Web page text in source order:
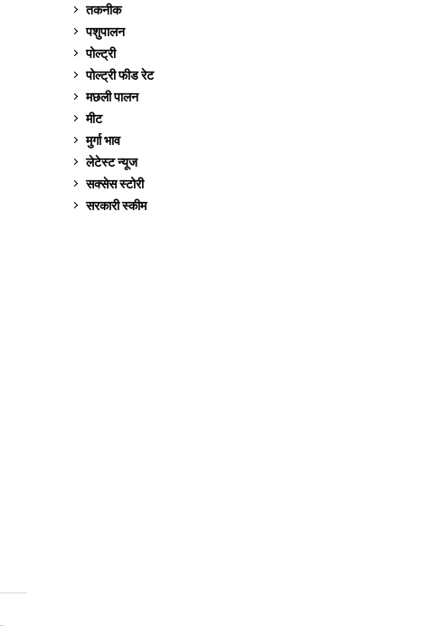
तकनीक
पशुपालन
पोल्ट्री
पोल्ट्री फीड रेट
मछली पालन
मीट
मुर्गा भाव
लेटेस्ट न्यूज
सक्सेस स्टो‍री
सरकारी स्की‍म